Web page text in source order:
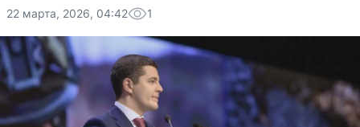
22 марта, 2026, 04:42 1